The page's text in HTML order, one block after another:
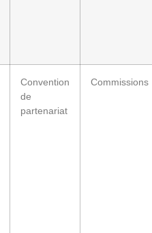
Convention
de
partenariat
Commissions